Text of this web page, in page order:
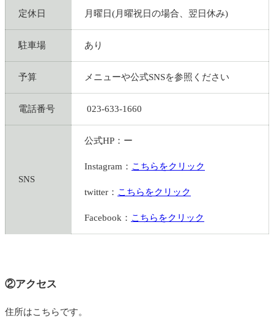
定休日 月曜日(月曜祝日の場合、翌日休み)
駐車場 あり
予算 メニューや公式SNSを参照ください
電話番号 023-633-1660
SNS
公式HP：ー
Instagram： こちらをクリック
twitter： こちらをクリック
Facebook： こちらをクリック
②アクセス
住所はこちらです。